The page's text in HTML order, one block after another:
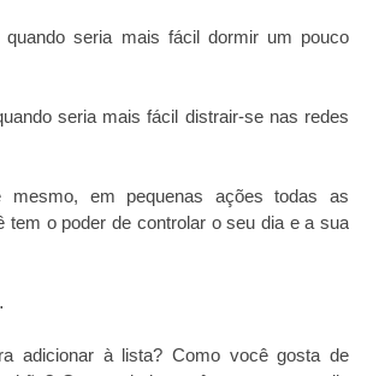
quando seria mais fácil dormir um pouco
seria mais fácil distrair-se nas redes
mesmo, em pequenas ações todas as
tem o poder de controlar o seu dia e a sua
adicionar à lista? Como você gosta de